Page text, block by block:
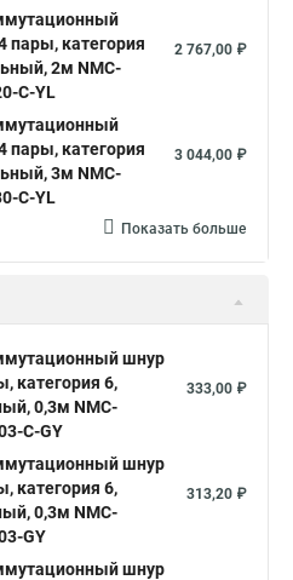
пары, категория
2м NMC-
C-YL
2 767,00 ₽
пары, категория
3м NMC-
C-YL
3 044,00 ₽
Показать больше
шнур
категория 6,
0,3м NMC-
C-GY
333,00 ₽
шнур
категория 6,
0,3м NMC-
GY
313,20 ₽
шнур